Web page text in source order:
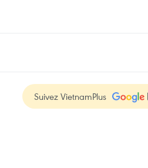
Suivez VietnamPlus